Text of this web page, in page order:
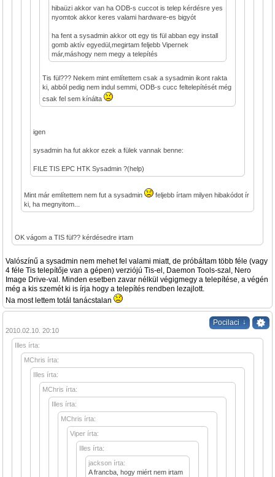
hibaüzi akkor van ha ODB-s cuccot is telep kérdésre yes
nyomtok akkor keres valami hardware-es bigyót
ha fent a sysadmin akkor ott egy tis fül abban egy install
gomb aktív egyedül,megirtam feljebb Vipernek
már,máshogy nem megy a telepítés
Tis fül??? Nekem mint említettem csak a sysadmin ikont rakta
ki, abból pedig nem indul semmi, ODB-s cucc feltelepítését még
csak fel sem kínálta
igen
sysadmin ha fut akkor ezek a fülek vannak benne:
FILE TIS EPC HTK Sysadmin ?(help)
Mint már említettem nem fut a sysadmin
feljebb írtam milyen hibakódot ír
ki, ha megnyitom...
OK vágom a TIS fül?? kérdésedre irtam
Valószínű a sysadmin nem mehet fel valami miatt, de próbáltam több féle (vagy
4 féle Tis telepítője van a gépen) verziójú Tis-el, Daemon Tools-szal, Nero
Image Drive-val. Minden esetben zavar nélkül végigmegy a telepítése, a végén
még a kis szemét ki is írja hogy a telepítés rendben lezajlott.
Na most lettem totál tanácstalan
Pocilaci ↓
2010.02.10. 20:10
Illes írta:
MChris írta:
Illes írta:
MChris írta:
Illes írta:
MChris írta:
Viper írta:
Illes írta:
jackson írta:
A francba, hogy miért nem irtam